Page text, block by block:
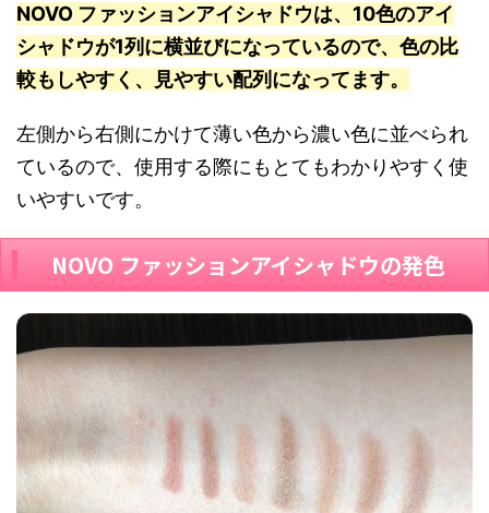
NOVO ファッションアイシャドウは、10色のアイ
シャドウが1列に横並びになっているので、色の比
較もしやすく、見やすい配列になってます。
左側から右側にかけて薄い色から濃い色に並べられ
ているので、使用する際にもとてもわかりやすく使
いやすいです。
NOVO ファッションアイシャドウの発色